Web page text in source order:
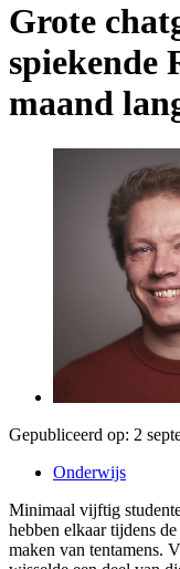
Grote
spiekende
maand
Gepubliceerd op: 2
Onderwijs
Minimaal vijftig
hebben elkaar tijdens
maken van tentamens.